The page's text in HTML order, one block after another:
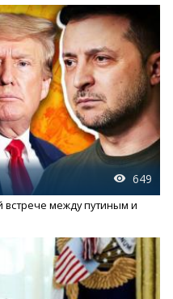
649
между путиным и